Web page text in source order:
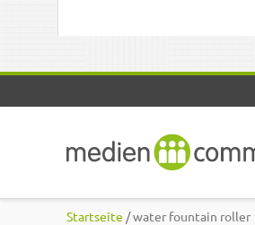
Startseite / water fountain roller